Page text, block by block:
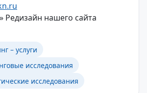
нашего сайта
– услуги
исследования
исследования